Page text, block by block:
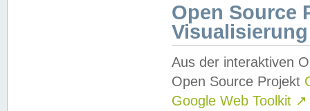
Open Source
Visualisierung
Aus der interaktiven
Open Source Projekt
Google Web Toolkit ↗